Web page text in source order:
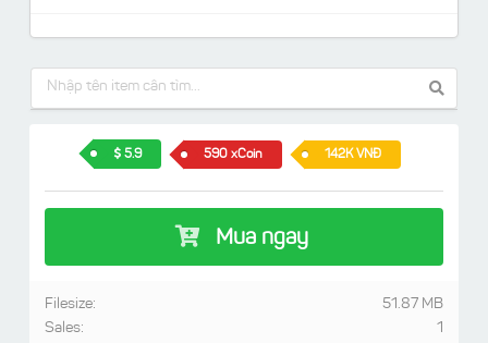
5.9 590 xCoin 142K VNĐ
Mua ngay
51.87 MB
Filesize:
1
Sales: